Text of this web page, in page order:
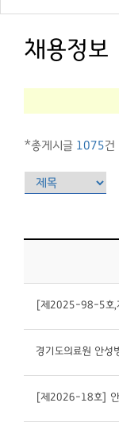
채용정보
*총게시글 1075건